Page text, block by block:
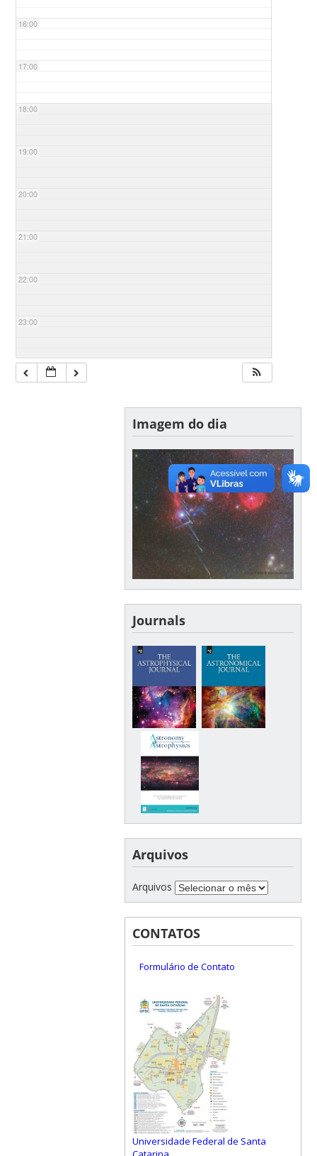
16:00
17:00
18:00
19:00
20:00
21:00
22:00
23:00
Imagem do dia
Journals
Arquivos
Arquivos
CONTATOS
Formulário de Contato
Universidade Federal de Santa